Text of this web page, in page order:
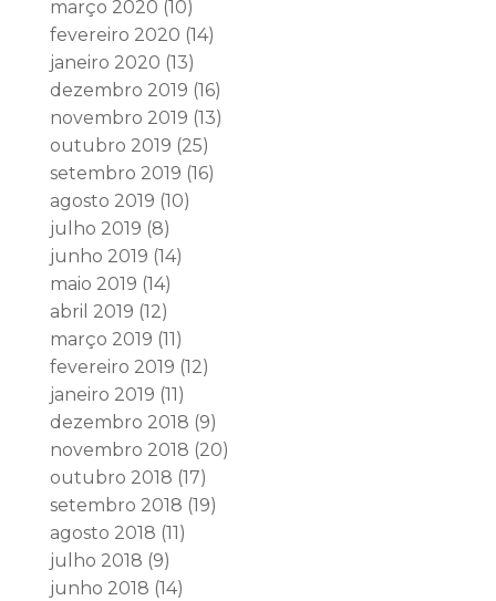
março 2020 (10)
fevereiro 2020 (14)
janeiro 2020 (13)
dezembro 2019 (16)
novembro 2019 (13)
outubro 2019 (25)
setembro 2019 (16)
agosto 2019 (10)
julho 2019 (8)
junho 2019 (14)
maio 2019 (14)
abril 2019 (12)
março 2019 (11)
fevereiro 2019 (12)
janeiro 2019 (11)
dezembro 2018 (9)
novembro 2018 (20)
outubro 2018 (17)
setembro 2018 (19)
agosto 2018 (11)
julho 2018 (9)
junho 2018 (14)